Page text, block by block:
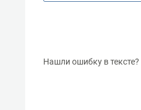
Нашли ошибку в